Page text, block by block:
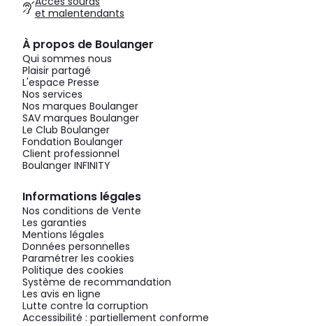
et malentendants
À propos de Boulanger
Qui sommes nous
Plaisir partagé
L'espace Presse
Nos services
Nos marques Boulanger
SAV marques Boulanger
Le Club Boulanger
Fondation Boulanger
Client professionnel
Boulanger INFINITY
Informations légales
Nos conditions de Vente
Les garanties
Mentions légales
Données personnelles
Paramétrer les cookies
Politique des cookies
Système de recommandation
Les avis en ligne
Lutte contre la corruption
Accessibilité : partiellement conforme